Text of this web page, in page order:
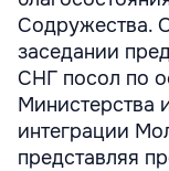
Содружества.
заседании
СНГ посол по
Министерства
интеграции
представляя